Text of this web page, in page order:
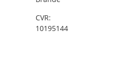
CVR:
10195144